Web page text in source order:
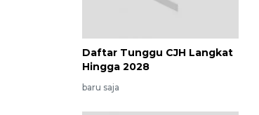
Daftar Tunggu CJH Langkat
Hingga 2028
baru saja